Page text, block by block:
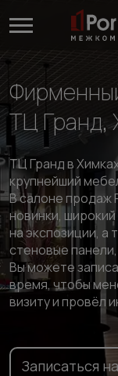
ТЦ Гранд,
ТЦ Гранд в
крупнейший
В салоне продаж
новинки,
на экспозиции, а
стеновые
Вы можете
время, чтобы
визиту и провёл
Записаться